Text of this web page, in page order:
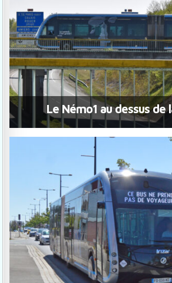
Le Némo1 au dessus de